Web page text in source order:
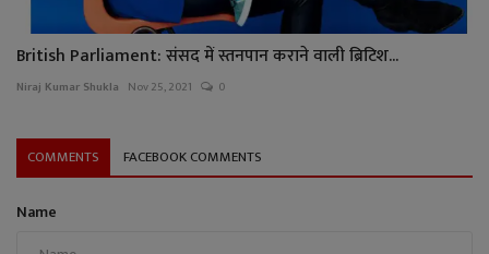
British Parliament: संसद में स्तनपान कराने वाली ब्रिटिश...
Niraj Kumar Shukla Nov 25, 2021 0
COMMENTS FACEBOOK COMMENTS
Name